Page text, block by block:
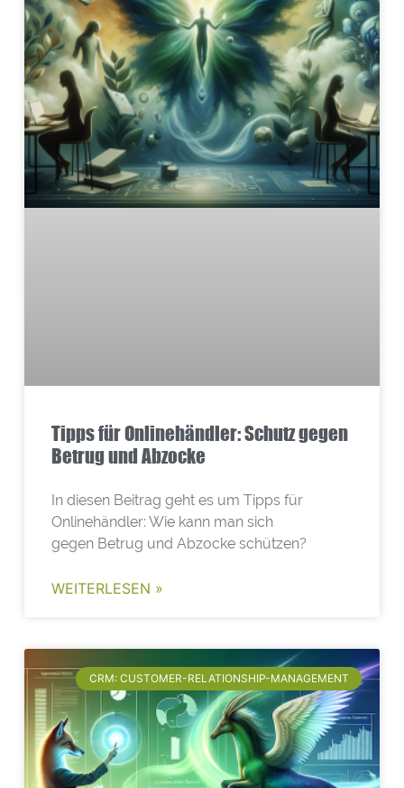
Tipps für Onlinehändler: Schutz gegen
Betrug und Abzocke
In diesen Beitrag geht es um Tipps für
Onlinehändler: Wie kann man sich
gegen Betrug und Abzocke schützen?
WEITERLESEN »
CRM: CUSTOMER-RELATIONSHIP-MANAGEMENT